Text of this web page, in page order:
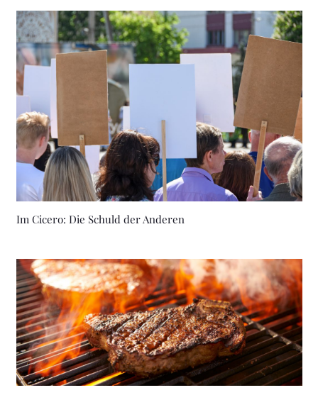
Im Cicero: Die Schuld der Anderen